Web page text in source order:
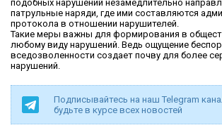
подобных нарушений незамедлительно
патрульные наряди, где ими составляются
протокола в отношении нарушителей.
Такие меры важны для формирования в
любому виду нарушений. Ведь ощущение
вседозволенности создает почву для более
нарушений.
Подписывайтесь на наш Telegram
будьте в курсе всех новостей